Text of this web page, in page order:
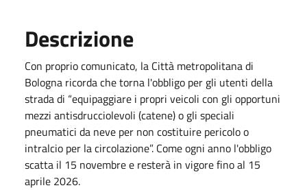
Descrizione
Con proprio comunicato, la Città metropolitana di
Bologna ricorda che torna l'obbligo per gli utenti della
strada di “equipaggiare i propri veicoli con gli opportuni
mezzi antisdrucciolevoli (catene) o gli speciali
pneumatici da neve per non costituire pericolo o
intralcio per la circolazione”. Come ogni anno l'obbligo
scatta il 15 novembre e resterà in vigore fino al 15
aprile 2026.